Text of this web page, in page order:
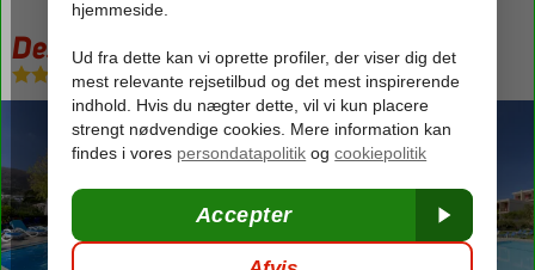
Dessole Malia Beach
All Inclusive-Hotel